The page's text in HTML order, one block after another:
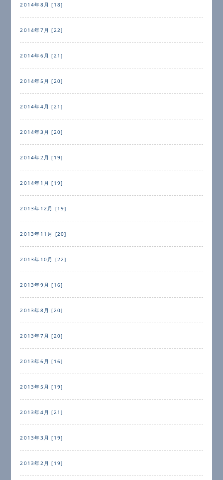
2014年8月 [18]
2014年7月 [22]
2014年6月 [21]
2014年5月 [20]
2014年4月 [21]
2014年3月 [20]
2014年2月 [19]
2014年1月 [19]
2013年12月 [19]
2013年11月 [20]
2013年10月 [22]
2013年9月 [16]
2013年8月 [20]
2013年7月 [20]
2013年6月 [16]
2013年5月 [19]
2013年4月 [21]
2013年3月 [19]
2013年2月 [19]